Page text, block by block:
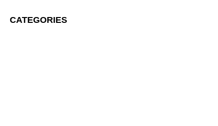
CATEGORIES